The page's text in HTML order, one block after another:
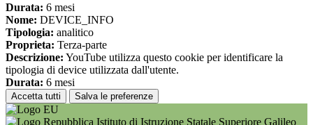
Durata: 6 mesi
Nome: DEVICE_INFO
Tipologia: analitico
Proprieta: Terza-parte
Descrizione: YouTube utilizza questo cookie per identificare la
tipologia di device utilizzata dall'utente.
Durata: 6 mesi
Accetta tutti Salva le preferenze
Istituto di Istruzione Statale Superiore Galileo